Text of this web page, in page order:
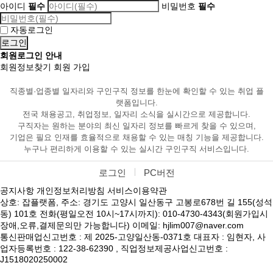
아이디 필수 비밀번호 필수
자동로그인
회원로그인 안내
회원정보찾기 회원 가입
직종별·업종별 일자리와 구인구직 정보를 한눈에 확인할 수 있는 취업 플
랫폼입니다.
전국 채용공고, 취업정보, 일자리 소식을 실시간으로 제공합니다.
구직자는 원하는 분야의 최신 일자리 정보를 빠르게 찾을 수 있으며,
기업은 필요 인재를 효율적으로 채용할 수 있는 매칭 기능을 제공합니다.
누구나 편리하게 이용할 수 있는 실시간 구인구직 서비스입니다.
로그인 PC버전
공지사항 개인정보처리방침 서비스이용약관
상호: 잡플랫폼, 주소: 경기도 고양시 일산동구 고봉로678번 길 155(성석
동) 101호 전화(평일오전 10시~17시까지): 010-4730-4343(회원가입시
장애,오류,결제문의만 가능합니다) 이메일: hjlim007@naver.com
통신판매업신고번호 : 제 2025-고양일산동-0371호 대표자 : 임현자, 사
업자등록번호 : 122-38-62390 , 직업정보제공사업신고번호 :
J1518020250002